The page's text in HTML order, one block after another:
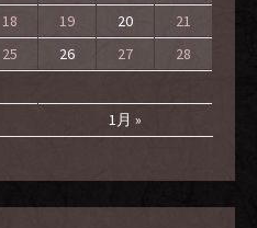
1月 »
18 19 20
21
25 26 27
28